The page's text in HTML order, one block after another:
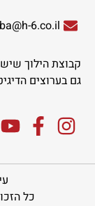
6.co.il
קבוצת הילוך
גם בערוצים
כל